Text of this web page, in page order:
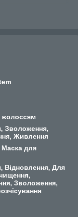
волоссям
Зволоження,
Живлення
для
Відновлення, Для
Зволоження,